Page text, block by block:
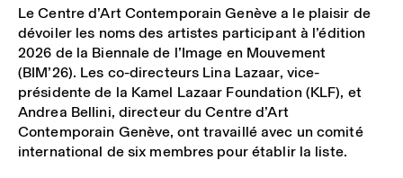
Le Centre d’Art Contemporain Genève a le plaisir de
dévoiler les noms des artistes participant à l’édition
2026 de la Biennale de l’Image en Mouvement
(BIM’26). Les co-directeurs Lina Lazaar, vice-
présidente de la Kamel Lazaar Foundation (KLF), et
Andrea Bellini, directeur du Centre d’Art
Contemporain Genève, ont travaillé avec un comité
international de six membres pour établir la liste.